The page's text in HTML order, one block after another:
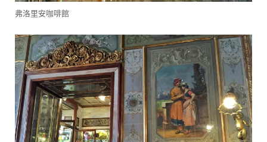
弗洛里安咖啡館